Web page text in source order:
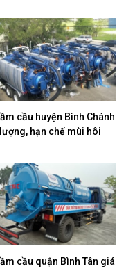
cầu huyện Bình Chánh
hạn chế mùi hôi
cầu quận Bình Tân giá